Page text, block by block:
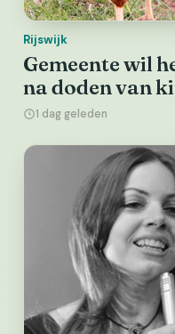
Rijswijk
Gemeente wil
na doden van
1 dag geleden